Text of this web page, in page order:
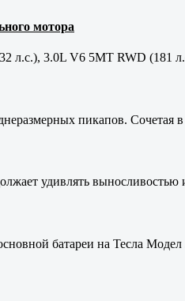
мотора
л.с.), 3.0L V6 5MT RWD (181
пикапов. Сочетая в
удивлять выносливостью
батареи на Тесла